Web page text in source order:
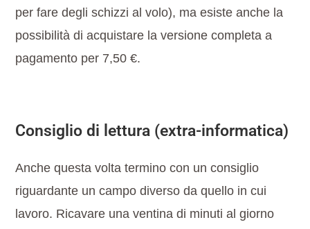
per fare degli schizzi al volo), ma esiste anche la
possibilità di acquistare la versione completa a
pagamento per 7,50 €.
Consiglio di lettura (extra-informatica)
Anche questa volta termino con un consiglio
riguardante un campo diverso da quello in cui
lavoro. Ricavare una ventina di minuti al giorno